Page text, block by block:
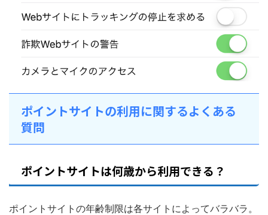
ポイントサイトの利用に関するよくある
質問
ポイントサイトは何歳から利用できる？
ポイントサイトの年齢制限は各サイトによってバラバラ。